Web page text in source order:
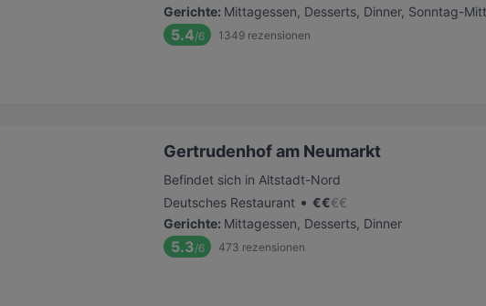
Gerichte: Mittagessen, Desserts, Dinner, Sonntag-
5.4/6 1349 rezensionen
Gertrudenhof am Neumarkt
Befindet sich in Altstadt-Nord
Deutsches Restaurant • €€€€
Gerichte: Mittagessen, Desserts, Dinner
5.3/6 473 rezensionen